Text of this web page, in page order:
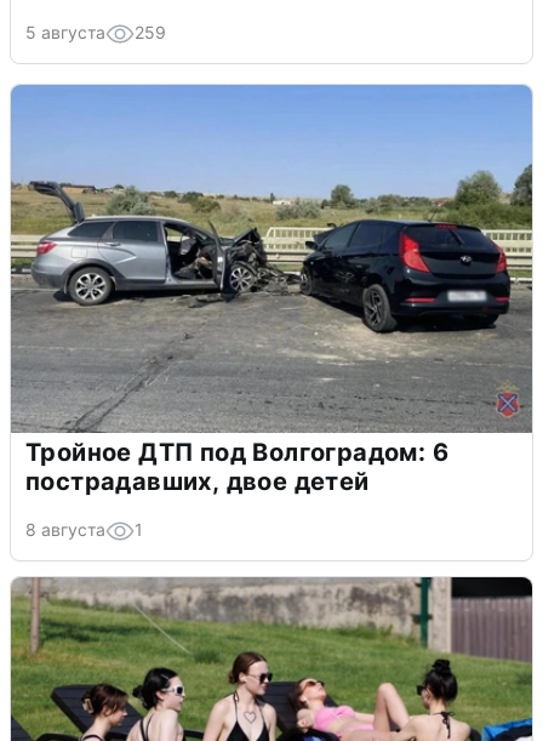
5 августа 259
Тройное ДТП под Волгоградом: 6
пострадавших, двое детей
8 августа 1